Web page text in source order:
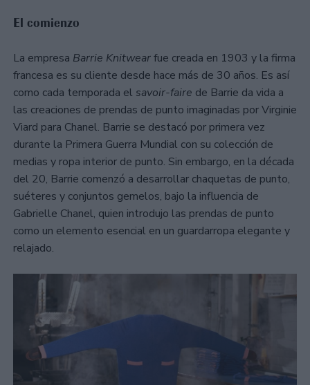
El comienzo
La empresa Barrie Knitwearfue creada en 1903 y la firma
francesa es su cliente desde hace más de 30 años. Es así
como cada temporada el savoir-faire de Barrie da vida a
las creaciones de prendas de punto imaginadas por Virginie
Viard para Chanel. Barrie se destacó por primera vez
durante la Primera Guerra Mundial con su colección de
medias y ropa interior de punto. Sin embargo, en la década
del 20, Barrie comenzó a desarrollar chaquetas de punto,
suéteres y conjuntos gemelos, bajo la influencia de
Gabrielle Chanel, quien introdujo las prendas de punto
como un elemento esencial en un guardarropa elegante y
relajado.